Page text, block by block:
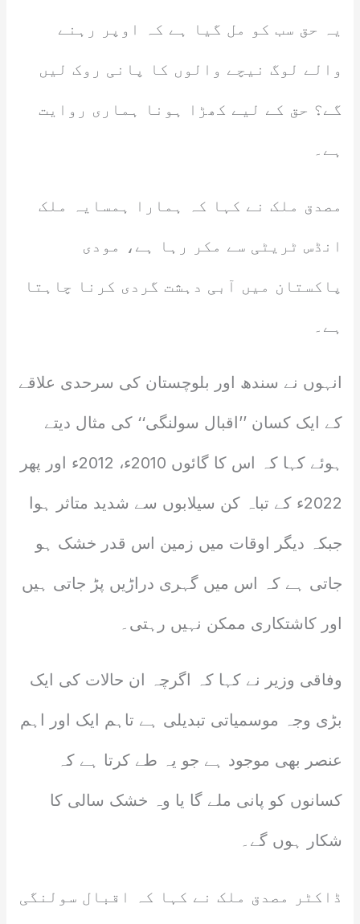
یہ حق سب کو مل گیا ہے کہ اوپر رہنے
والے لوگ نیچے والوں کا پانی روک لیں
گے؟ حق کے لیے کھڑا ہونا ہماری روایت
ہے۔
مصدق ملک نے کہا کہ ہمارا ہمسایہ ملک
انڈس ٹریٹی سے مکر رہا ہے، مودی
پاکستان میں آبی دہشت گردی کرنا چاہتا
ہے۔
انہوں نے سندھ اور بلوچستان کی سرحدی علاقے
کے ایک کسان ’’اقبال سولنگی‘‘ کی مثال دیتے
ہوئے کہا کہ اس کا گائوں 2010ء، 2012ء اور پھر
2022ء کے تباہ کن سیلابوں سے شدید متاثر ہوا
جبکہ دیگر اوقات میں زمین اس قدر خشک ہو
جاتی ہے کہ اس میں گہری دراڑیں پڑ جاتی ہیں
اور کاشتکاری ممکن نہیں رہتی۔
وفاقی وزیر نے کہا کہ اگرچہ ان حالات کی ایک
بڑی وجہ موسمیاتی تبدیلی ہے تاہم ایک اور اہم
عنصر بھی موجود ہے جو یہ طے کرتا ہے کہ
کسانوں کو پانی ملے گا یا وہ خشک سالی کا
شکار ہوں گے۔
ڈاکٹر مصدق ملک نے کہا کہ اقبال سولنگی